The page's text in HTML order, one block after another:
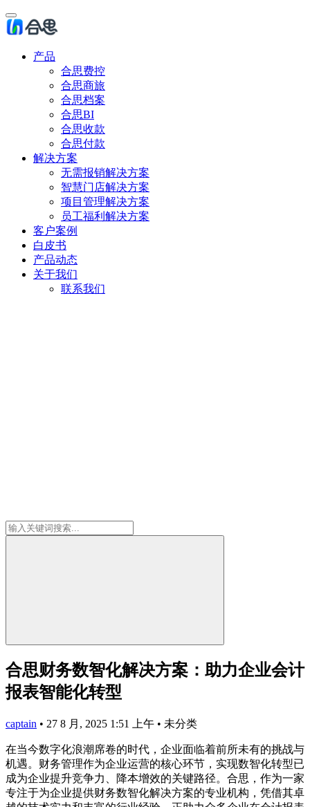
产品
合思费控
合思商旅
合思档案
合思BI
合思收款
合思付款
解决方案
无需报销解决方案
智慧门店解决方案
项目管理解决方案
员工福利解决方案
客户案例
白皮书
产品动态
关于我们
联系我们
合思财务数智化解决方案：助力企业会计
报表智能化转型
captain • 27 8 月, 2025 1:51 上午 • 未分类
在当今数字化浪潮席卷的时代，企业面临着前所未有的挑战与
机遇。财务管理作为企业运营的核心环节，实现数智化转型已
成为企业提升竞争力、降本增效的关键路径。合思，作为一家
专注于为企业提供财务数智化解决方案的专业机构，凭借其卓